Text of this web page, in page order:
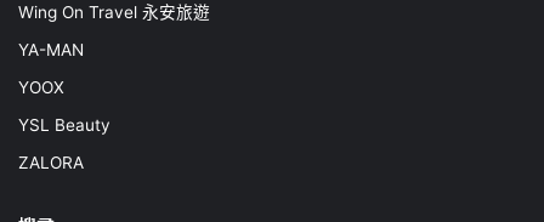
Wing On Travel 永安旅遊
YA-MAN
YOOX
YSL Beauty
ZALORA